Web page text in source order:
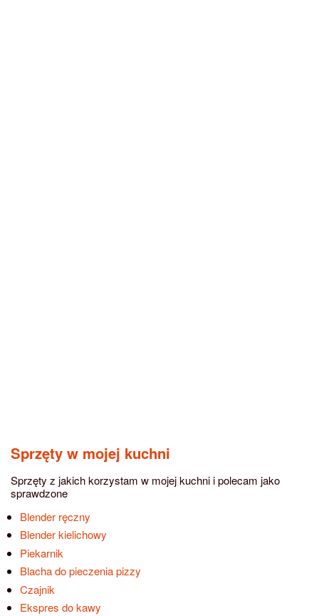
Sprzęty w mojej kuchni
Sprzęty z jakich korzystam w mojej kuchni i polecam jako
sprawdzone
Blender ręczny
Blender kielichowy
Piekarnik
Blacha do pieczenia pizzy
Czajnik
Ekspres do kawy